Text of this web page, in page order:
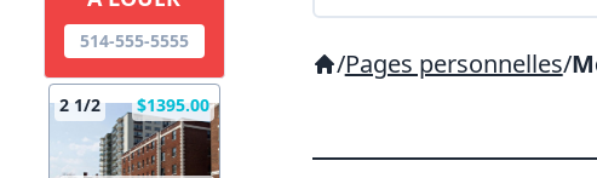
514-555-5555
2 1/2 $1395.00
/Pages personnelles/